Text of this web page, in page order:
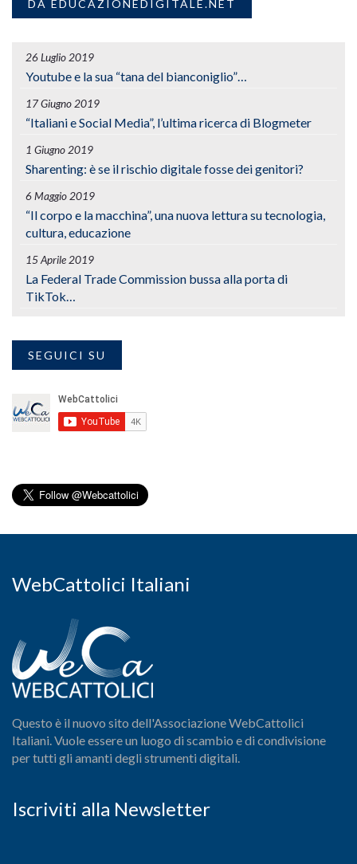
DA EDUCAZIONEDIGITALE.NET
26 Luglio 2019
Youtube e la sua “tana del bianconiglio”…
17 Giugno 2019
“Italiani e Social Media”, l’ultima ricerca di Blogmeter
1 Giugno 2019
Sharenting: è se il rischio digitale fosse dei genitori?
6 Maggio 2019
“Il corpo e la macchina”, una nuova lettura su tecnologia,
cultura, educazione
15 Aprile 2019
La Federal Trade Commission bussa alla porta di
TikTok…
SEGUICI SU
WebCattolici Italiani
Questo è il nuovo sito dell'Associazione WebCattolici
Italiani. Vuole essere un luogo di scambio e di condivisione
per tutti gli amanti degli strumenti digitali.
Iscriviti alla Newsletter